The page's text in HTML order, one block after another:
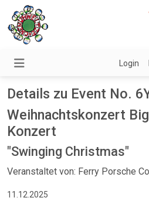
Login
Details zu Event No.
Weihnachtskonzert
Konzert
"Swinging Christmas"
Veranstaltet von: Ferry Porsche
11.12.2025